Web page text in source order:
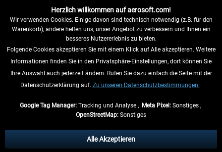
VERTRAG WIDERRUFEN
INFORMATIONEN
anders beschrieben.
** Gilt für Lieferungen innerhalb Deutschlands, Lieferzeiten für andere Länder
Herzlich willkommen auf aerosoft.com!
Wir verwenden Cookies. Einige davon sind technisch notwendig (z.B. für den
Warenkorb), andere helfen uns, unser Angebot zu verbessern und Ihnen ein
besseres Nutzererlebnis zu bieten.
Folgende Cookies akzeptieren Sie mit einem Klick auf Alle akzeptieren. Weitere
Informationen finden Sie in den Privatsphäre-Einstellungen, dort können Sie
Ihre Auswahl auch jederzeit ändern. Rufen Sie dazu einfach die Seite mit der
Datenschutzerklärung auf. Zu unseren Datenschutzbestimmungen.
Google Tag Manager:Tracking und Analyse , Meta Pixel:Sonstiges ,
OpenStreetMap: Sonstiges
Alle Akzeptieren